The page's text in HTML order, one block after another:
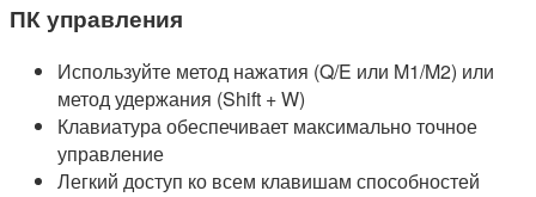
ПК управления
Используйте метод нажатия (Q/E или M1/M2) или
метод удержания (Shift + W)
Клавиатура обеспечивает максимально точное
управление
Легкий доступ ко всем клавишам способностей